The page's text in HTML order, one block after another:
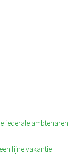
federale ambtenaren
fijne vakantie